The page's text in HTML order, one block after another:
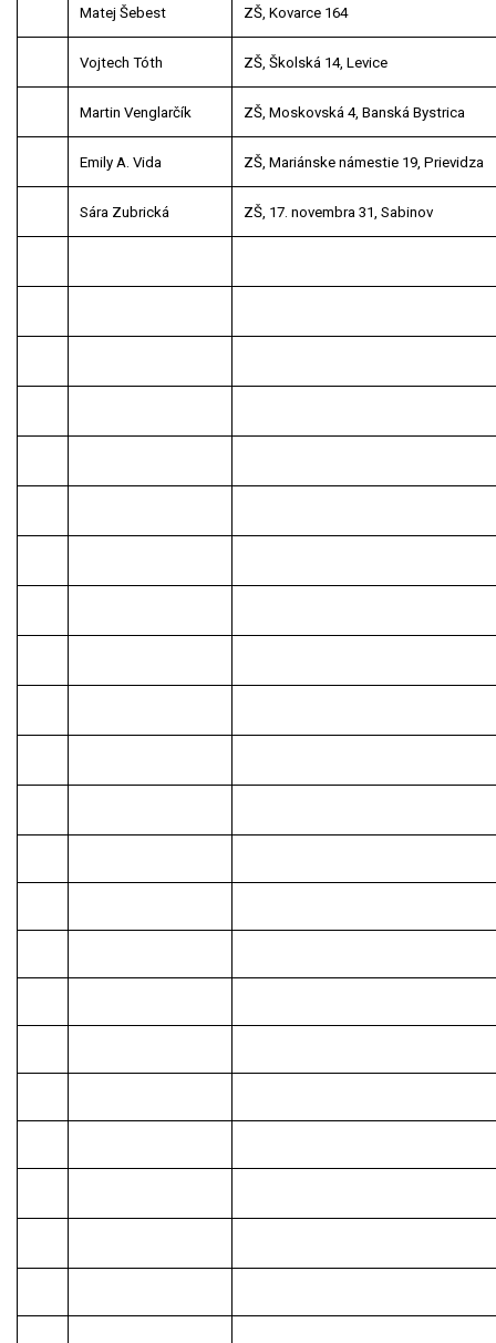
Matej Šebest ZŠ, Kovarce 164
Vojtech Tóth ZŠ, Školská 14, Levice
Martin Venglarčík ZŠ, Moskovská 4, Banská Bystrica
Emily A. Vida ZŠ, Mariánske námestie 19, Prievidza
Sára Zubrická ZŠ, 17. novembra 31, Sabinov